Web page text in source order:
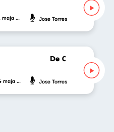
31 maja 2026 Jose Torres
De Cuba, Su
24 maja 2026 Jose Torres